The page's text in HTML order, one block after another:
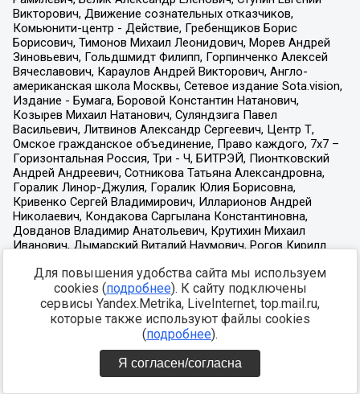
Для повышения удобства сайта мы используем
cookies (подробнее). К сайту подключены
сервисы Yandex.Metrika, LiveInternet, top.mail.ru,
которые также используют файлы cookies
(подробнее).
Я согласен/согласна